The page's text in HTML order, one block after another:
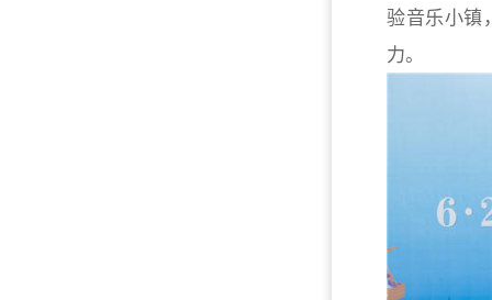
验音乐小镇
力。